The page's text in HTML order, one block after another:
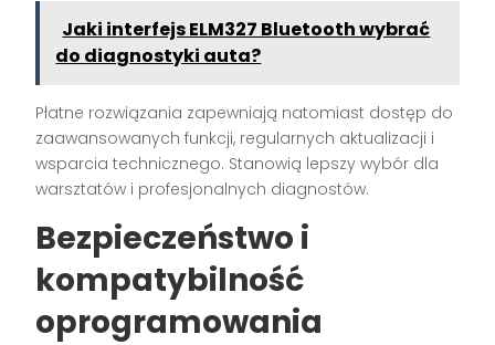
Jaki interfejs ELM327 Bluetooth wybrać
do diagnostyki auta?
Płatne rozwiązania zapewniają natomiast dostęp do
zaawansowanych funkcji, regularnych aktualizacji i
wsparcia technicznego. Stanowią lepszy wybór dla
warsztatów i profesjonalnych diagnostów.
Bezpieczeństwo i
kompatybilność
oprogramowania